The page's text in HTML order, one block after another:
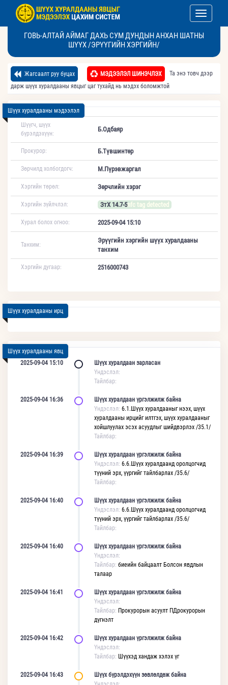
Toggle
ГОВЬ-АЛТАЙ АЙМАГ ДАХЬ СУМ ДУНДЫН АНХАН ШАТНЫ
ШҮҮХ /ЭРҮҮГИЙН ХЭРГИЙН/
Жагсаалт руу буцах МЭДЭЭЛЭЛ ШИНЭЧЛЭХ
Та энэ товч дээр
дарж шүүх хуралдааны явцыг цаг тухайд нь мэдэх боломжтой
Шүүх хуралдааны мэдээлэл
Шүүгч, шүүх
бүрэлдэхүүн:
Б.Одбаяр
Прокурор: Б.Түвшинтөр
Зөрчилд холбогдогч: М.Пүрэвжаргал
Хэргийн төрөл: Зөрчлийн хэрэг
Хэргийн зүйлчлэл: ЗтХ 14.7-5nfc tag detected
Хурал болох огноо: 2025-09-04 15:10
Танхим:
Эрүүгийн хэргийн шүүх хуралдааны
танхим
Хэргийн дугаар: 2516000743
Шүүх хуралдааны ирц
Шүүх хуралдааны явц
2025-09-04 15:10
Шүүх хуралдаан зарласан
Үндэслэл:
Тайлбар:
2025-09-04 16:36
Шүүх хуралдаан үргэлжилж байна
Үндэслэл: 6.1.Шүүх хуралдааныг нээх, шүүх
хуралдааны ирцийг илтгэх, шүүх хуралдааныг
хойшлуулах эсэх асуудлыг шийдвэрлэх /35.1/
Тайлбар:
2025-09-04 16:39
Шүүх хуралдаан үргэлжилж байна
Үндэслэл: 6.6.Шүүх хуралдаанд оролцогчид
түүний эрх, үүргийг тайлбарлах /35.6/
Тайлбар:
2025-09-04 16:40
Шүүх хуралдаан үргэлжилж байна
Үндэслэл: 6.6.Шүүх хуралдаанд оролцогчид
түүний эрх, үүргийг тайлбарлах /35.6/
Тайлбар:
2025-09-04 16:40
Шүүх хуралдаан үргэлжилж байна
Үндэслэл:
Тайлбар: биеийн байцаалт Болсон явдлын
талаар
2025-09-04 16:41
Шүүх хуралдаан үргэлжилж байна
Үндэслэл:
Тайлбар: Прокурорын асуулт ПДрокурорын
дүгнэлт
2025-09-04 16:42
Шүүх хуралдаан үргэлжилж байна
Үндэслэл:
Тайлбар: Шүүхэд хандаж хэлэх үг
2025-09-04 16:43
Шүүх бүрэлдэхүүн зөвлөлдөж байна